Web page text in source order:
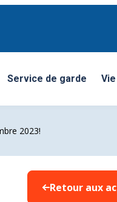
Service de garde
2023!
Retour aux